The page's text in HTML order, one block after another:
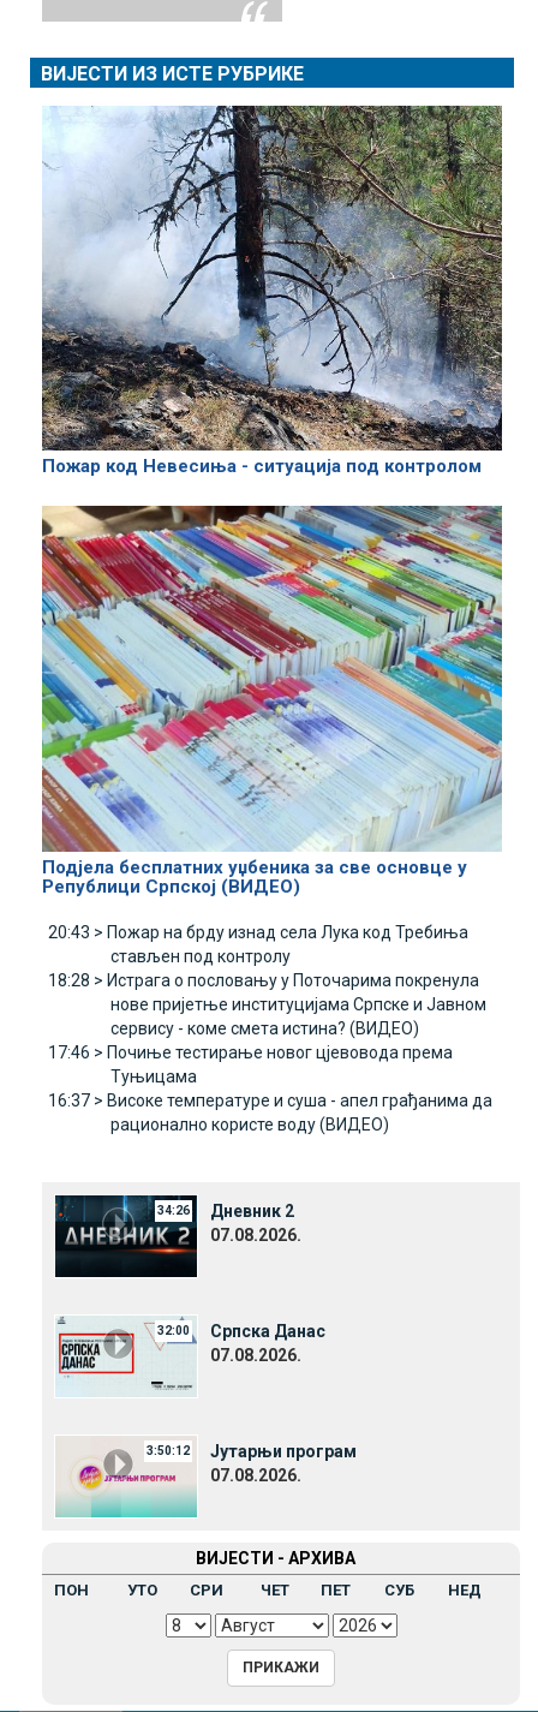
ВИЈЕСТИ ИЗ ИСТЕ РУБРИКЕ
Пожар код Невесиња - ситуација под контролом
Подјела бесплатних уџбеника за све основце у
Републици Српској (ВИДЕО)
20:43 > Пожар на брду изнад села Лука код Требиња
стављен под контролу
18:28 > Истрага о пословању у Поточарима покренула
нове пријетње институцијама Српске и Јавном
сервису - коме смета истина? (ВИДЕО)
17:46 > Почиње тестирање новог цјевовода према
Туњицама
16:37 > Високе температуре и суша - апел грађанима да
рационално користе воду (ВИДЕО)
34:26
Дневник 2
07.08.2026.
32:00
Српска Данас
07.08.2026.
3:50:12
Јутарњи програм
07.08.2026.
ВИЈЕСТИ - АРХИВА
ПОН УТО СРИ ЧЕТ ПЕТ СУБ НЕД